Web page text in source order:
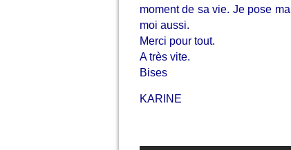
moment de sa vie. Je pose
moi aussi.
Merci pour tout.
A très vite.
Bises
KARINE